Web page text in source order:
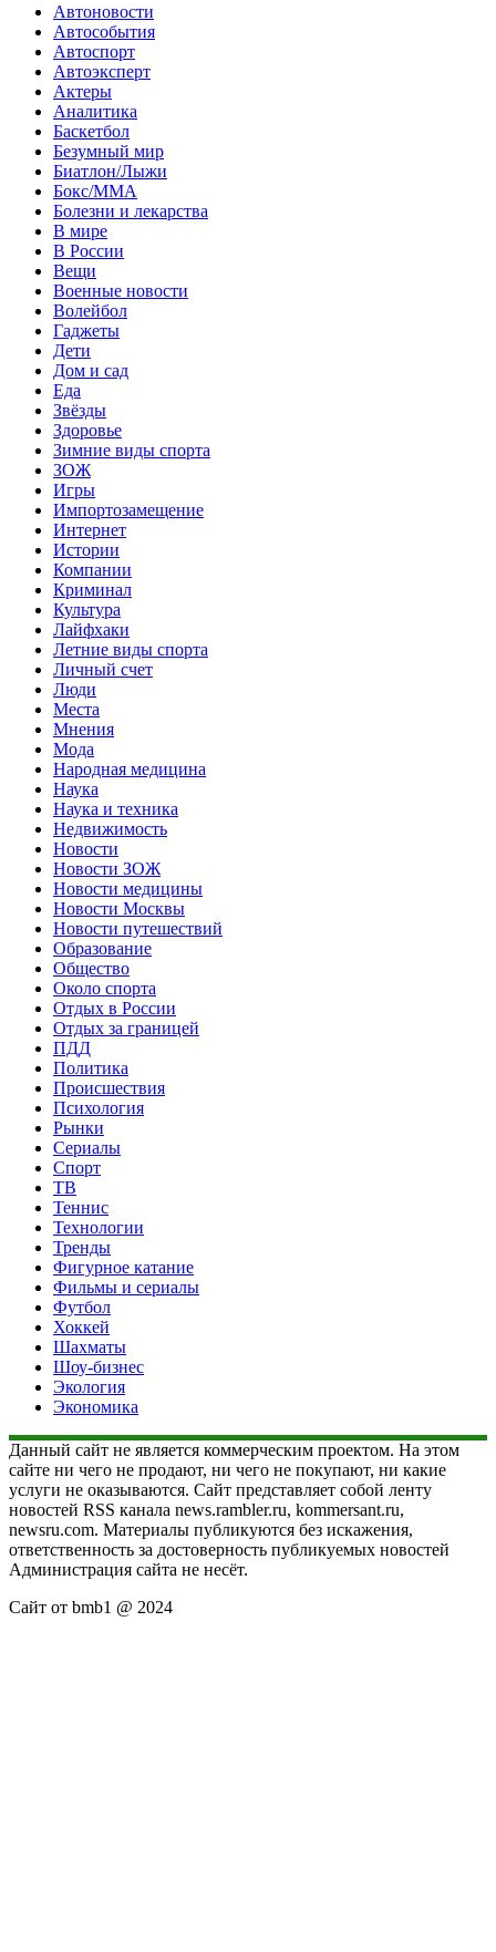
Автоновости
Автособытия
Автоспорт
Автоэксперт
Актеры
Аналитика
Баскетбол
Безумный мир
Биатлон/Лыжи
Бокс/MMA
Болезни и лекарства
В мире
В России
Вещи
Военные новости
Волейбол
Гаджеты
Дети
Дом и сад
Еда
Звёзды
Здоровье
Зимние виды спорта
ЗОЖ
Игры
Импортозамещение
Интернет
Истории
Компании
Криминал
Культура
Лайфхаки
Летние виды спорта
Личный счет
Люди
Места
Мнения
Мода
Народная медицина
Наука
Наука и техника
Недвижимость
Новости
Новости ЗОЖ
Новости медицины
Новости Москвы
Новости путешествий
Образование
Общество
Около спорта
Отдых в России
Отдых за границей
ПДД
Политика
Происшествия
Психология
Рынки
Сериалы
Спорт
ТВ
Теннис
Технологии
Тренды
Фигурное катание
Фильмы и сериалы
Футбол
Хоккей
Шахматы
Шоу-бизнес
Экология
Экономика
Данный сайт не является коммерческим проектом. На этом
сайте ни чего не продают, ни чего не покупают, ни какие
услуги не оказываются. Сайт представляет собой ленту
новостей RSS канала news.rambler.ru, kommersant.ru,
newsru.com. Материалы публикуются без искажения,
ответственность за достоверность публикуемых новостей
Администрация сайта не несёт.
Сайт от bmb1 @ 2024